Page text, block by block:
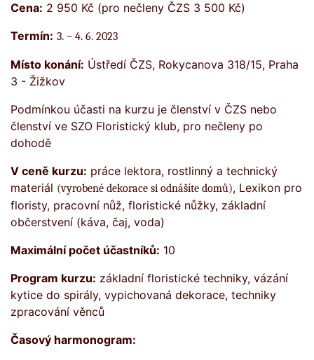
Cena: 2 950 Kč (pro nečleny ČZS 3 500 Kč)
Termín: 3. – 4. 6. 2023
Místo konání: Ústředí ČZS, Rokycanova 318/15, Praha
3 - Žižkov
Podmínkou účasti na kurzu je členství v ČZS nebo
členství ve SZO Floristický klub, pro nečleny po
dohodě
V ceně kurzu: práce lektora, rostlinný a technický
materiál (vyrobené dekorace si odnášíte domů), Lexikon pro
floristy, pracovní nůž, floristické nůžky, základní
občerstvení (káva, čaj, voda)
Maximální počet účastníků: 10
Program kurzu: základní floristické techniky, vázání
kytice do spirály, vypichovaná dekorace, techniky
zpracování věnců
Časový harmonogram: